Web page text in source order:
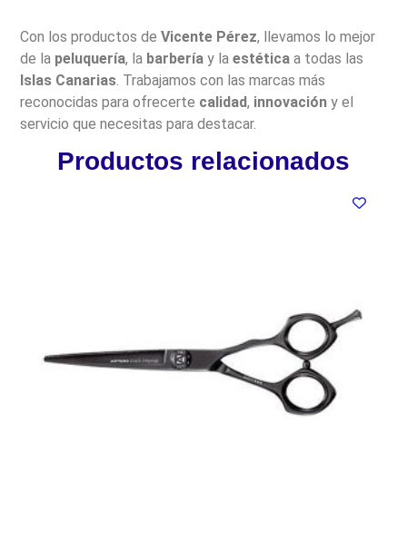
Con los productos deVicente Pérez, llevamos lo mejor
de la peluquería, la barbería y laestética a todas las
Islas Canarias. Trabajamos con las marcas más
reconocidas para ofrecerte calidad, innovación y el
servicio que necesitas para destacar.
Productos relacionados